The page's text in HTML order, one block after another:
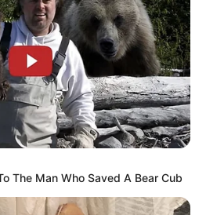
The Man Who Saved A Bear Cub